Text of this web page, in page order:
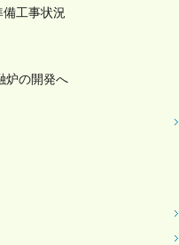
工事状況
炉の開発へ